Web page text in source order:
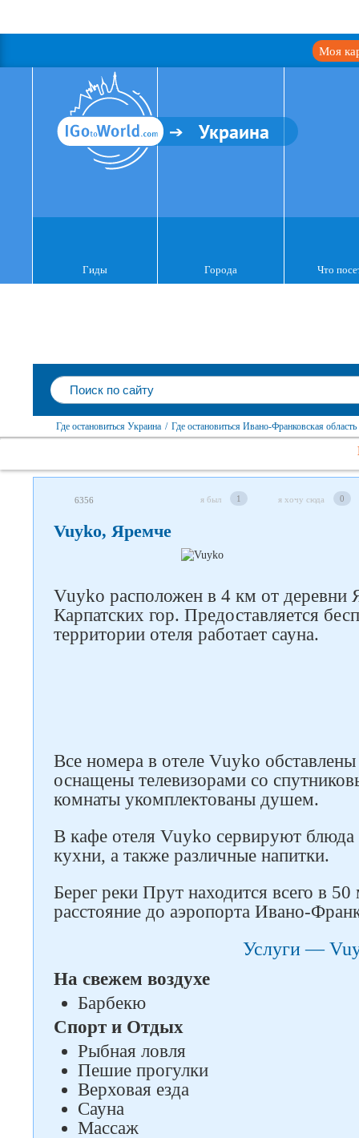
Моя
Украина
Гиды Города Что
Где остановиться Украина / Где остановиться Ивано-Франковская область
6356 я был 1 я хочу сюда 0
Vuyko, Яремче
Vuyko расположен в 4 км от деревни
Карпатских гор. Предоставляется
территории отеля работает сауна.
Все номера в отеле Vuyko
оснащены телевизорами со
комнаты укомплектованы душем.
В кафе отеля Vuyko сервируют блюда
кухни, а также различные напитки.
Берег реки Прут находится всего в
расстояние до аэропорта Ивано-
Услуги —
На свежем воздухе
Барбекю
Спорт и Отдых
Рыбная ловля
Пешие прогулки
Верховая езда
Сауна
Массаж
Следите за нами в соцсетях